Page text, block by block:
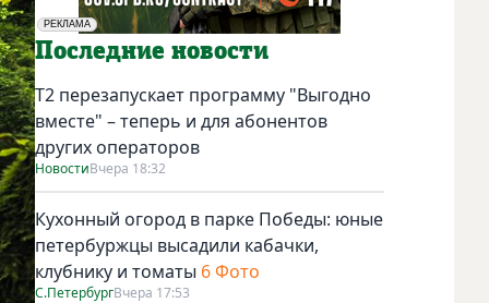
РЕКЛАМА
Социальная реклама
Последние новости
Т2 перезапускает программу "Выгодно
вместе" – теперь и для абонентов
других операторов
НовостиВчера 18:32
Кухонный огород в парке Победы: юные
петербуржцы высадили кабачки,
клубнику и томаты 6 Фото
С.ПетербургВчера 17:53